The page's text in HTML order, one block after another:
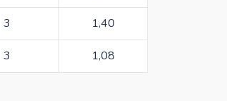
3 1,40
3 1,08